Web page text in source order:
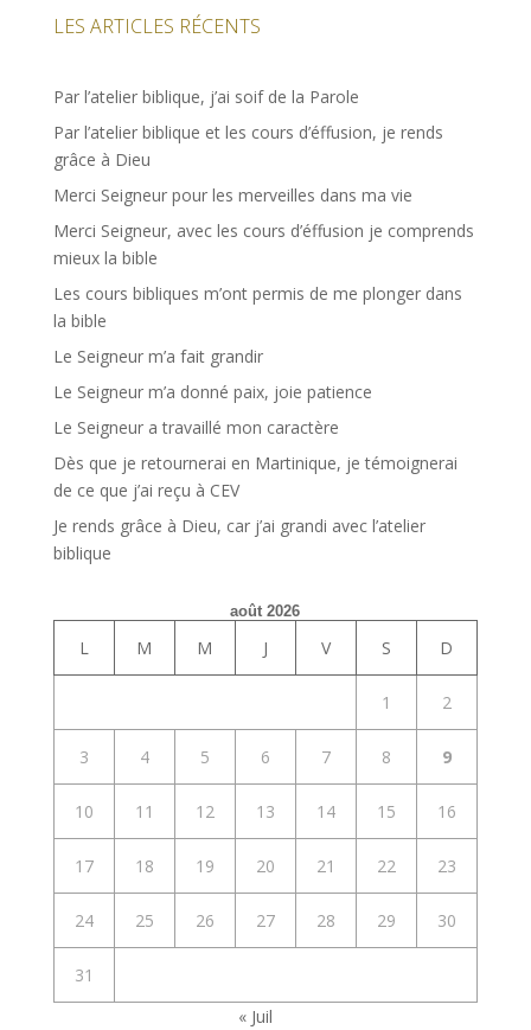
LES ARTICLES RÉCENTS
Par l’atelier biblique, j’ai soif de la Parole
Par l’atelier biblique et les cours d’éffusion, je rends
grâce à Dieu
Merci Seigneur pour les merveilles dans ma vie
Merci Seigneur, avec les cours d’éffusion je comprends
mieux la bible
Les cours bibliques m’ont permis de me plonger dans
la bible
Le Seigneur m’a fait grandir
Le Seigneur m’a donné paix, joie patience
Le Seigneur a travaillé mon caractère
Dès que je retournerai en Martinique, je témoignerai
de ce que j’ai reçu à CEV
Je rends grâce à Dieu, car j’ai grandi avec l’atelier
biblique
août 2026
L M M J V S D
1 2
3 4 5 6 7 8 9
10 11 12 13 14 15 16
17 18 19 20 21 22 23
24 25 26 27 28 29 30
31
« Juil